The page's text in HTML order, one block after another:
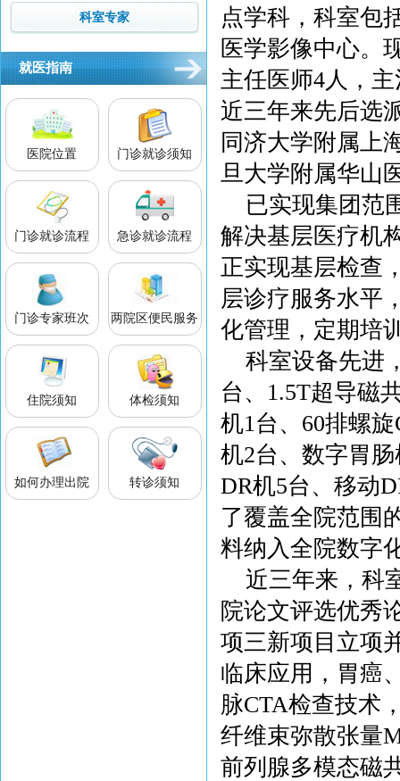
科室专家
就医指南
医院位置 门诊就诊须知
门诊就诊流程 急诊就诊流程
门诊专家班次 两院区便民服务
住院须知 体检须知
如何办理出院 转诊须知
点学科，科室包
医学影像中心。
主任医师4人，
近三年来先后选
同济大学附属上
旦大学附属华山
已实现集团范
解决基层医疗机
正实现基层检查
层诊疗服务水平
化管理，定期培
科室设备先进
台、1.5T超导磁
机1台、60排螺
机2台、数字胃
DR机5台、移动
了覆盖全院范围
料纳入全院数字
近三年来，科
院论文评选优秀
项三新项目立项
临床应用，胃癌
脉CTA检查技术
纤维束弥散张量
前列腺多模态磁